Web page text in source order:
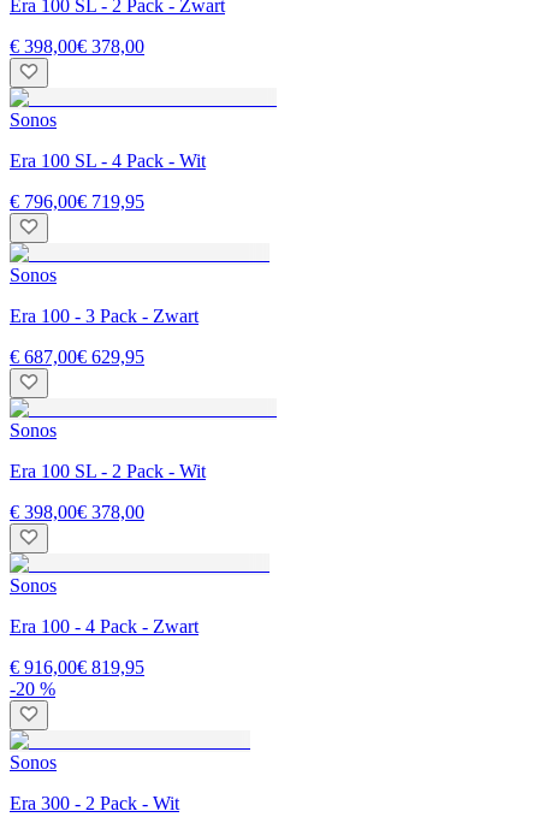
Era 100 SL - 2 Pack - Zwart
€ 398,00€ 378,00
Sonos
Era 100 SL - 4 Pack - Wit
€ 796,00€ 719,95
Sonos
Era 100 - 3 Pack - Zwart
€ 687,00€ 629,95
Sonos
Era 100 SL - 2 Pack - Wit
€ 398,00€ 378,00
Sonos
Era 100 - 4 Pack - Zwart
€ 916,00€ 819,95
-20 %
Sonos
Era 300 - 2 Pack - Wit